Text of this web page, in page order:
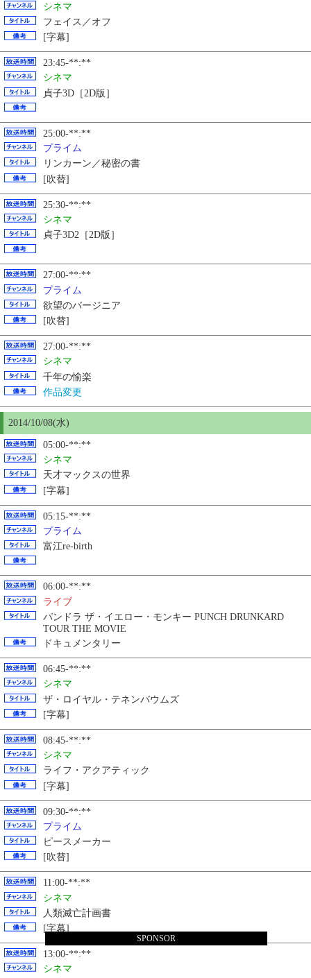
シネマ
フェイス／オフ
[字幕]
23:45-**:**
シネマ
貞子3D［2D版］
25:00-**:**
プライム
リンカーン／秘密の書
[吹替]
25:30-**:**
シネマ
貞子3D2［2D版］
27:00-**:**
プライム
欲望のバージニア
[吹替]
27:00-**:**
シネマ
千年の愉楽
作品変更
2014/10/08(水)
05:00-**:**
シネマ
天才マックスの世界
[字幕]
05:15-**:**
プライム
富江re-birth
06:00-**:**
ライブ
パンドラ ザ・イエロー・モンキー PUNCH DRUNKARD
TOUR THE MOVIE
ドキュメンタリー
06:45-**:**
シネマ
ザ・ロイヤル・テネンバウムズ
[字幕]
08:45-**:**
シネマ
ライフ・アクアティック
[字幕]
09:30-**:**
プライム
ピースメーカー
[吹替]
11:00-**:**
シネマ
人類滅亡計画書
[字幕]
13:00-**:**
シネマ
SPONSOR